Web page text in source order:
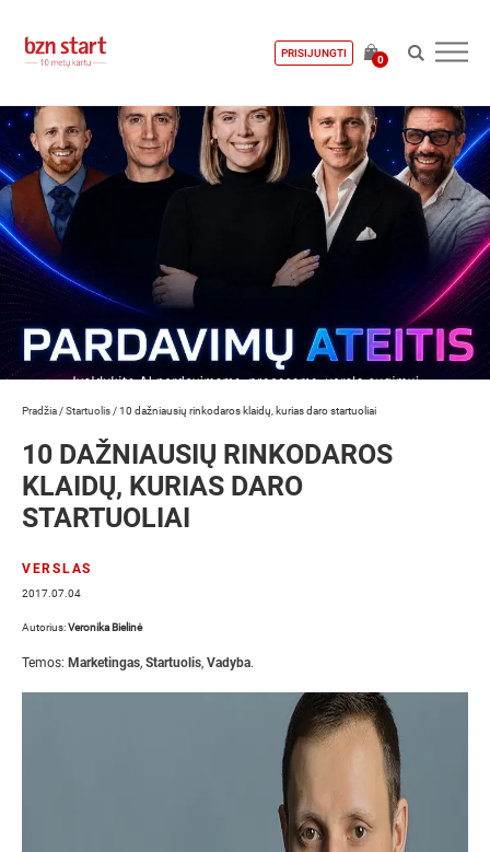
PRISIJUNGTI
0
Pradžia /Startuolis /10 dažniausių rinkodaros klaidų, kurias daro startuoliai
10 DAŽNIAUSIŲ RINKODAROS
KLAIDŲ, KURIAS DARO
STARTUOLIAI
VERSLAS
2017.07.04
Autorius:Veronika Bielinė
Temos: Marketingas, Startuolis, Vadyba.